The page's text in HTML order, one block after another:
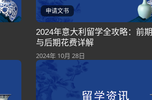
申请文书
2024年意大利留学全攻略：前
与后期花费详解
2024年 10月 28日